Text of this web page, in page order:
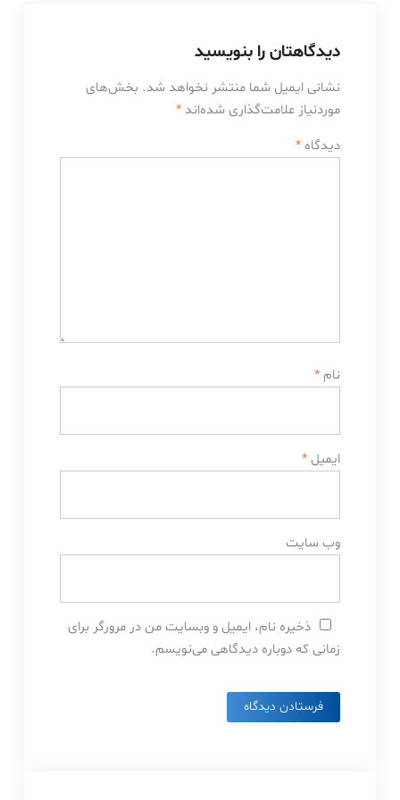
دیدگاهتان را بنویسید
نشانی ایمیل شما منتشر نخواهد شد. بخش‌های
موردنیاز علامت‌گذاری شده‌اند *
دیدگاه *
نام *
ایمیل *
وب‌ سایت
ذخیره نام، ایمیل و وبسایت من در مرورگر برای
زمانی که دوباره دیدگاهی می‌نویسم.